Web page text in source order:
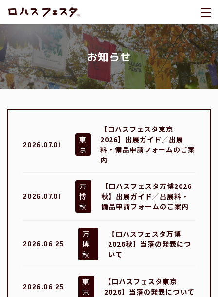
お知らせ
2026.07.01
東
京
【ロハスフェスタ東京
2026】出展ガイド／出展
料・備品申請フォームのご案
内
2026.07.01
万
博
秋
【ロハスフェスタ万博2026
秋】出展ガイド／出展料・
備品申請フォームのご案内
2026.06.25
万
博
秋
【ロハスフェスタ万博
2026秋】当落の発表につ
いて
2026.06.25
東
京
【ロハスフェスタ東京
2026】当落の発表について